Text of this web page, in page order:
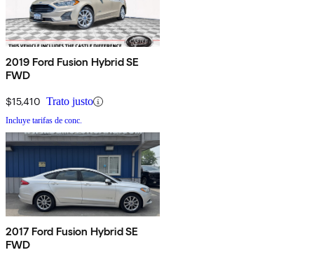
2019 Ford Fusion Hybrid SE
FWD
$15,410 Trato justo
Incluye tarifas de conc.
2017 Ford Fusion Hybrid SE
FWD